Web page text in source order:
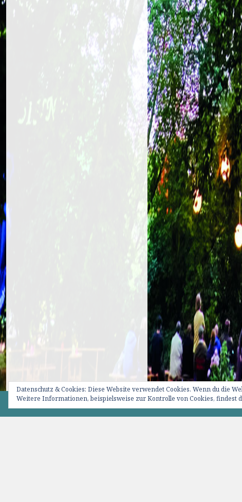
Datenschutz & Cookies: Diese Website verwendet Cookies. Wenn du die
Weitere Informationen, beispielsweise zur Kontrolle von Cookies, findest